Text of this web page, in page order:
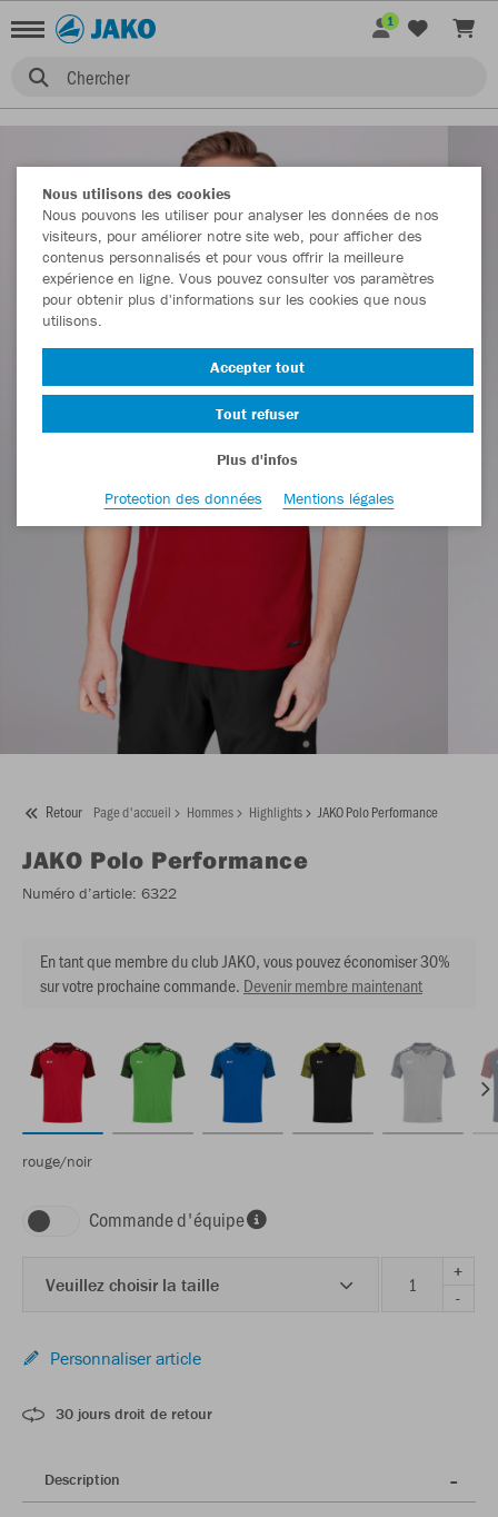
Chercher
1
Retour Page d'accueil Hommes Highlights JAKO Polo Performance
JAKO Polo Performance
Numéro d’article: 6322
En tant que membre du club JAKO, vous pouvez économiser 30%
sur votre prochaine commande. Devenir membre maintenant
rouge/noir
Commande d'équipe
Veuillez choisir la taille
+
-
Personnaliser article
30 jours droit de retour
Description
Nous utilisons des cookies
Nous pouvons les utiliser pour analyser les données de nos
visiteurs, pour améliorer notre site web, pour afficher des
contenus personnalisés et pour vous offrir la meilleure
expérience en ligne. Vous pouvez consulter vos paramètres
pour obtenir plus d'informations sur les cookies que nous
utilisons.
Accepter tout
Tout refuser
Plus d'infos
Protection des données
Mentions légales